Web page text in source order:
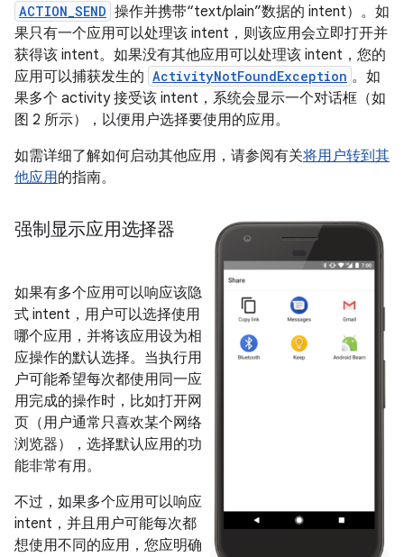
ACTION_SEND 操作并携带“text/plain”数据的 intent）。如
果只有一个应用可以处理该 intent，则该应用会立即打开并
获得该 intent。如果没有其他应用可以处理该 intent，您的
应用可以捕获发生的 ActivityNotFoundException 。如
果多个 activity 接受该 intent，系统会显示一个对话框（如
图 2 所示），以便用户选择要使用的应用。
如需详细了解如何启动其他应用，请参阅有关将用户转到其
他应用的指南。
强制显示应用选择器
如果有多个应用可以响应该隐
式 intent，用户可以选择使用
哪个应用，并将该应用设为相
应操作的默认选择。当执行用
户可能希望每次都使用同一应
用完成的操作时，比如打开网
页（用户通常只喜欢某个网络
浏览器），选择默认应用的功
能非常有用。
不过，如果多个应用可以响应
intent，并且用户可能每次都
想使用不同的应用，您应明确